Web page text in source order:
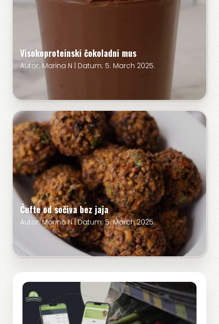
Visokoproteinski čokoladni mus
Autor: Marina N | Datum: 5. March 2025.
Ćufte od sočiva bez jaja
Autor: Marina N | Datum: 5. March 2025.